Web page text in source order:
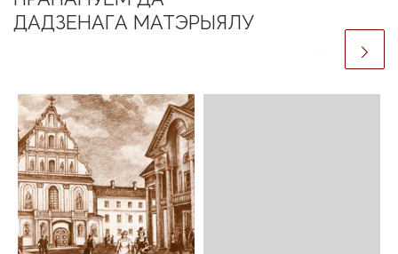
ДАДЗЕНАГА МАТЭРЫЯЛУ